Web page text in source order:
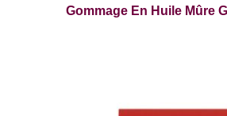
Gommage En Huile Mûre